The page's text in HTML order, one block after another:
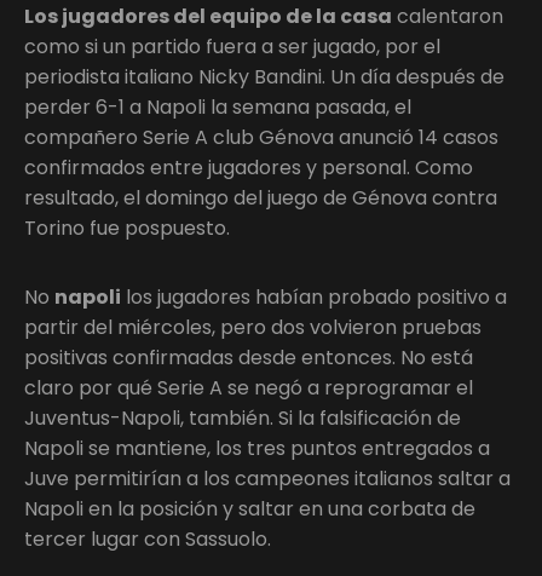
Los jugadores del equipo de la casa calentaron
como si un partido fuera a ser jugado, por el
periodista italiano Nicky Bandini. Un día después de
perder 6-1 a Napoli la semana pasada, el
compañero Serie A club Génova anunció 14 casos
confirmados entre jugadores y personal. Como
resultado, el domingo del juego de Génova contra
Torino fue pospuesto.
No napoli los jugadores habían probado positivo a
partir del miércoles, pero dos volvieron pruebas
positivas confirmadas desde entonces. No está
claro por qué Serie A se negó a reprogramar el
Juventus-Napoli, también. Si la falsificación de
Napoli se mantiene, los tres puntos entregados a
Juve permitirían a los campeones italianos saltar a
Napoli en la posición y saltar en una corbata de
tercer lugar con Sassuolo.